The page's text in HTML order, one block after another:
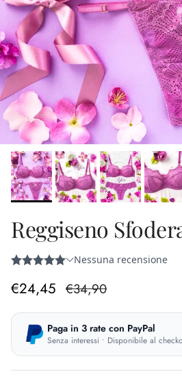
Reggiseno
Prezzo di vendita
€24,45 Prezzo normale
€34,90
Paga in 3 rate con PayPal
Senza interessi • Disponibile al